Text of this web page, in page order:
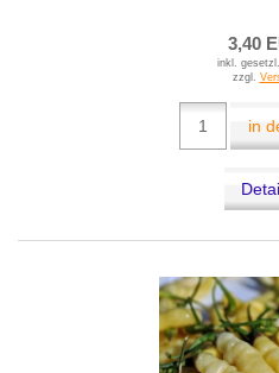
3,40
inkl.
zzgl.
in